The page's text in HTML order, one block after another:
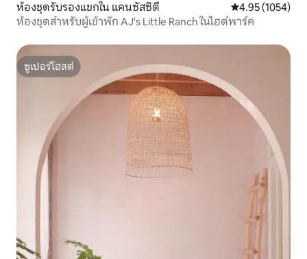
ห้องชุดรับรองแขกใน แคนซัสซิตี คะแนนเฉลี่ย
4.95 (1054)
ห้องชุดสำหรับผู้เข้าพัก AJ's Little Ranch ในไฮด์พาร์ค
ซูเปอร์โฮสต์
ซูเปอร์โฮสต์